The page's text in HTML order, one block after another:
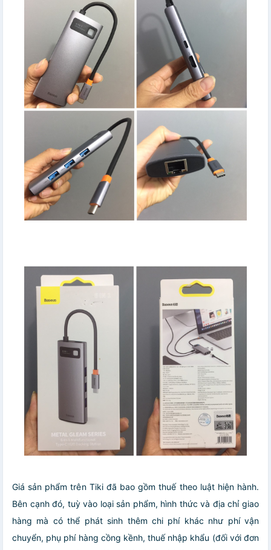
Giá sản phẩm trên Tiki đã bao gồm thuế theo luật hiện hành.
Bên cạnh đó, tuỳ vào loại sản phẩm, hình thức và địa chỉ giao
hàng mà có thể phát sinh thêm chi phí khác như phí vận
chuyển, phụ phí hàng cồng kềnh, thuế nhập khẩu (đối với đơn